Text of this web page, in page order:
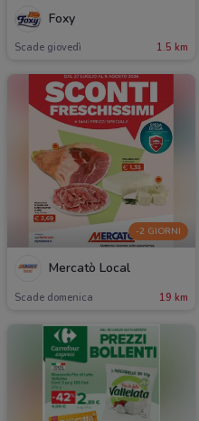
Foxy
Scade giovedì 1.5 km
-2 GIORNI
Mercatò Local
Scade domenica 19 km